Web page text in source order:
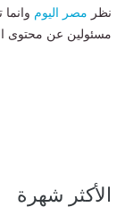
نظر مصر اليوم
مسئولين عن محتوى
الأكثر شهرة